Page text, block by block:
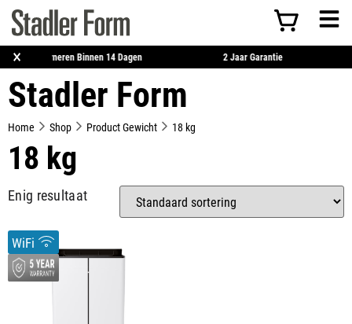
× Retourneren Binnen 14 Dagen 2 Jaar Garantie
Stadler Form
Home Shop Product Gewicht 18 kg
18 kg
Enig resultaat
WiFi